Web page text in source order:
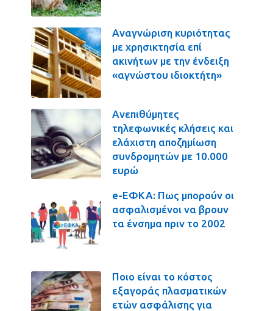
Αναγνώριση κυριότητας
με χρησικτησία επί
ακινήτων με την ένδειξη
«αγνώστου ιδιοκτήτη»
Ανεπιθύμητες
τηλεφωνικές κλήσεις και
ελάχιστη αποζημίωση
συνδρομητών με 10.000
ευρώ
e-ΕΦΚΑ: Πως μπορούν οι
ασφαλισμένοι να βρουν
τα ένσημα πριν το 2002
Ποιο είναι το κόστος
εξαγοράς πλασματικών
ετών ασφάλισης για